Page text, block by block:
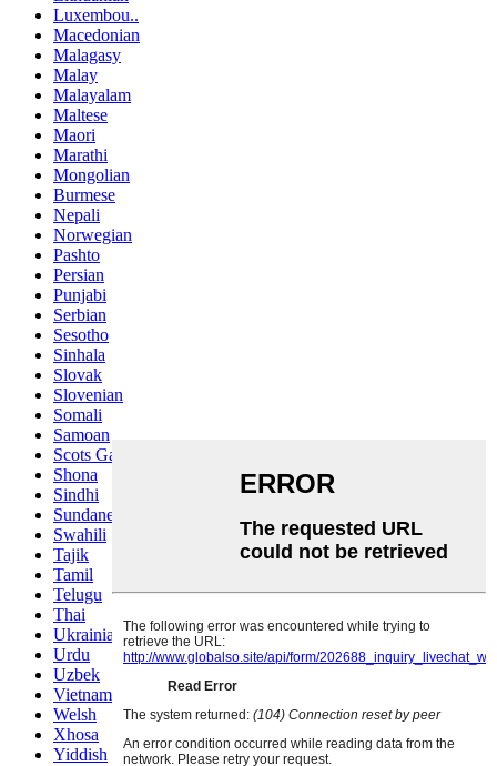
Luxembou..
Macedonian
Malagasy
Malay
Malayalam
Maltese
Maori
Marathi
Mongolian
Burmese
Nepali
Norwegian
Pashto
Persian
Punjabi
Serbian
Sesotho
Sinhala
Slovak
Slovenian
Somali
Samoan
Scots Gaelic
Shona
Sindhi
Sundanese
Swahili
Tajik
Tamil
Telugu
Thai
Ukrainian
Urdu
Uzbek
Vietnamese
Welsh
Xhosa
Yiddish